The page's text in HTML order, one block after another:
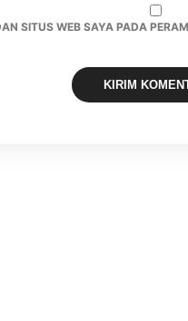
SITUS WEB SAYA PADA